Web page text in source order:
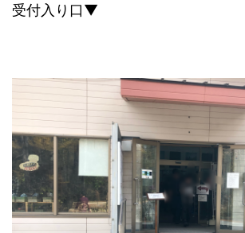
受付入り口▼